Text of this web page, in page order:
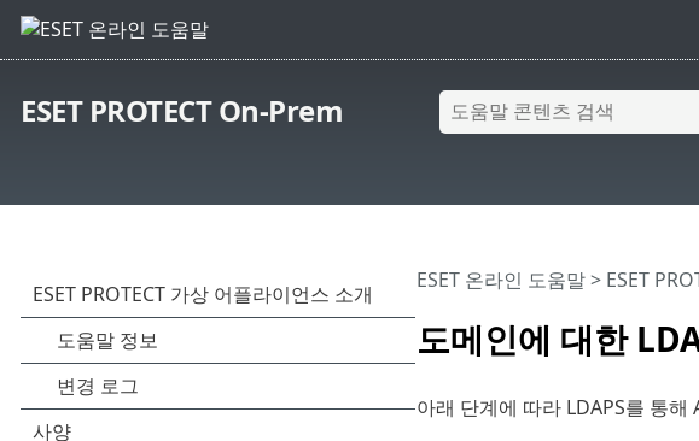
ESET PROTECT On-Prem
도메인에 대한
ESET 온라인 도움말> ESET
아래 단계에 따라 LDAPS를 통